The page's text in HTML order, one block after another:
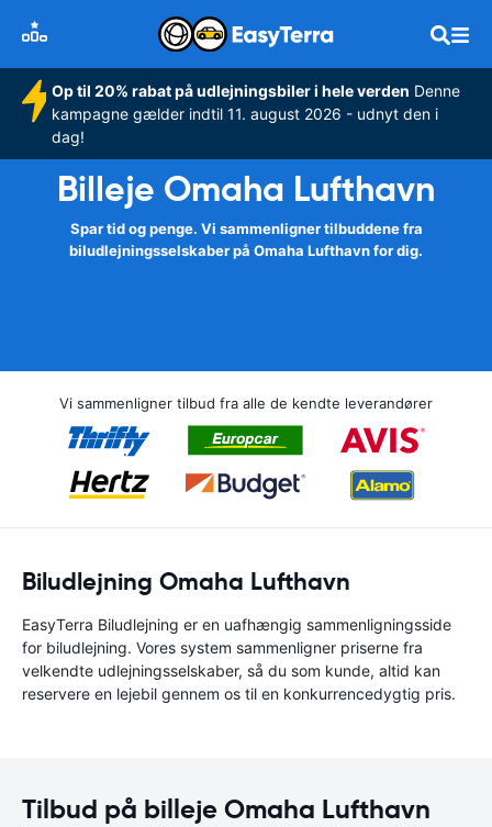
Op til 20% rabat på udlejningsbiler i hele verden Denne
kampagne gælder indtil 11. august 2026 - udnyt den i
dag!
Billeje Omaha Lufthavn
Spar tid og penge. Vi sammenligner tilbuddene fra
biludlejningsselskaber på Omaha Lufthavn for dig.
Vi sammenligner tilbud fra alle de kendte leverandører
Biludlejning Omaha Lufthavn
EasyTerra Biludlejning er en uafhængig sammenligningsside
for biludlejning. Vores system sammenligner priserne fra
velkendte udlejningsselskaber, så du som kunde, altid kan
reservere en lejebil gennem os til en konkurrencedygtig pris.
Tilbud på billeje Omaha Lufthavn